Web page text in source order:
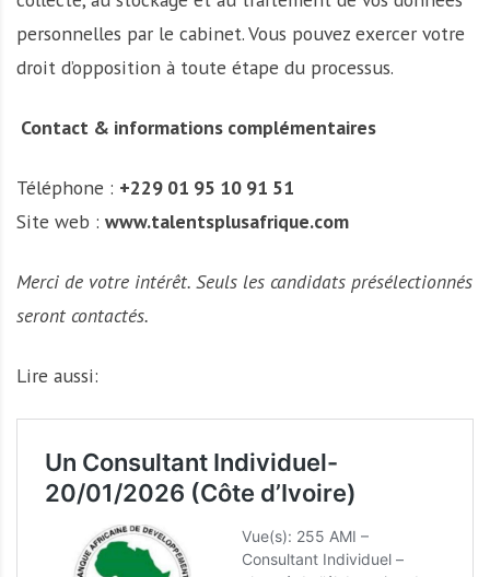
personnelles par le cabinet. Vous pouvez exercer votre
droit d’opposition à toute étape du processus.
Contact & informations complémentaires
Téléphone : +229 01 95 10 91 51
Site web : www.talentsplusafrique.com
Merci de votre intérêt. Seuls les candidats présélectionnés
seront contactés.
Lire aussi: